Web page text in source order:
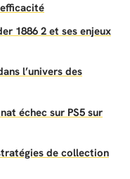
1886 2 et ses enjeux
l’univers des
échec sur PS5 sur
de collection